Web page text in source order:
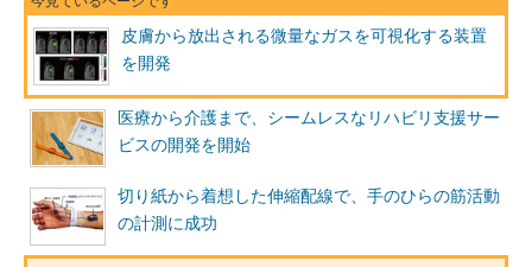
皮膚から放出される微量なガスを可視化する装置
を開発
医療から介護まで、シームレスなリハビリ支援サー
ビスの開発を開始
切り紙から着想した伸縮配線で、手のひらの筋活動
の計測に成功